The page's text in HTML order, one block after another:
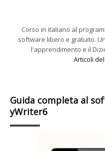
Corso in italiano al
software libero e gratuito.
l'apprendimento e il
Articoli
Guida completa al
yWriter6